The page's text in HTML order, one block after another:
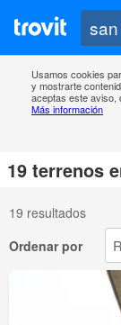
Usamos cookies
y mostrarte
aceptas este aviso,
Más información
19 terrenos
19 resultados
Ordenar por